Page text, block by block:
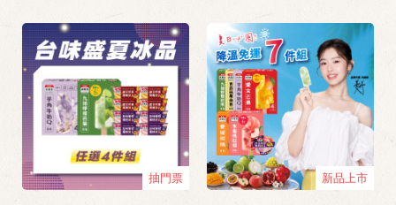
抽門票 新品上市